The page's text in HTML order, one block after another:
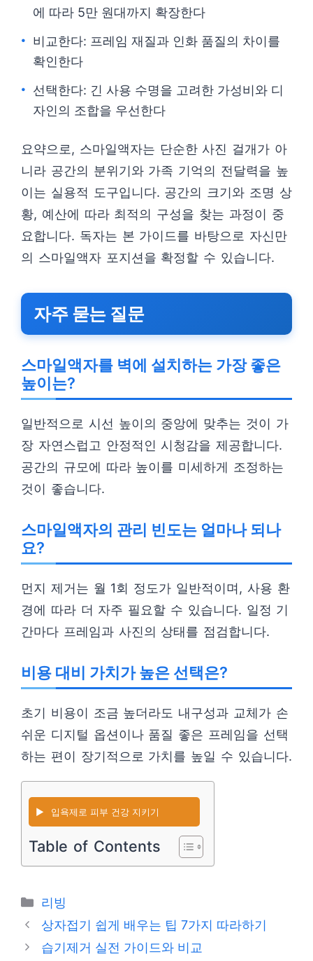
에 따라 5만 원대까지 확장한다
비교한다: 프레임 재질과 인화 품질의 차이를
확인한다
선택한다: 긴 사용 수명을 고려한 가성비와 디
자인의 조합을 우선한다
요약으로, 스마일액자는 단순한 사진 걸개가 아
니라 공간의 분위기와 가족 기억의 전달력을 높
이는 실용적 도구입니다. 공간의 크기와 조명 상
황, 예산에 따라 최적의 구성을 찾는 과정이 중
요합니다. 독자는 본 가이드를 바탕으로 자신만
의 스마일액자 포지션을 확정할 수 있습니다.
자주 묻는 질문
스마일액자를 벽에 설치하는 가장 좋은
높이는?
일반적으로 시선 높이의 중앙에 맞추는 것이 가
장 자연스럽고 안정적인 시청감을 제공합니다.
공간의 규모에 따라 높이를 미세하게 조정하는
것이 좋습니다.
스마일액자의 관리 빈도는 얼마나 되나
요?
먼지 제거는 월 1회 정도가 일반적이며, 사용 환
경에 따라 더 자주 필요할 수 있습니다. 일정 기
간마다 프레임과 사진의 상태를 점검합니다.
비용 대비 가치가 높은 선택은?
초기 비용이 조금 높더라도 내구성과 교체가 손
쉬운 디지털 옵션이나 품질 좋은 프레임을 선택
하는 편이 장기적으로 가치를 높일 수 있습니다.
▶️ 입욕제로 피부 건강 지키기
Table of Contents
카
테
리
리빙
상자접기 쉽게 배우는 팁 7가지 따라하기
습기제거 실전 가이드와 비교